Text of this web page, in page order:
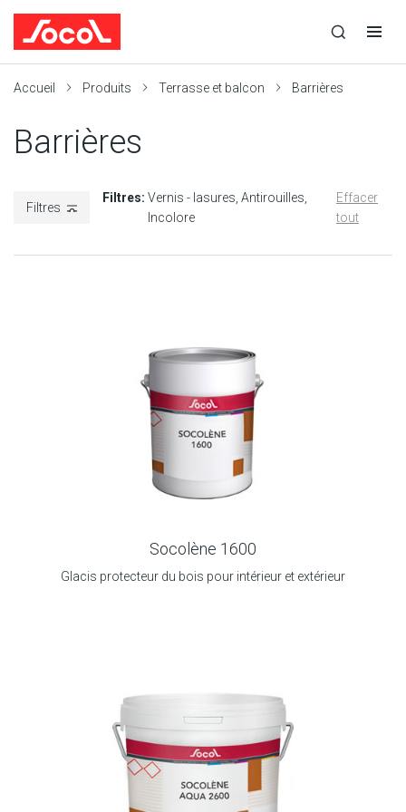
recherche
recherche
navigation
Accueil Produits Terrasse et balcon Barrières
Barrières
Filtres
Filtres:Vernis - lasures Antirouilles
Incolore
Effacer
tout
Socolène 1600
Glacis protecteur du bois pour intérieur et extérieur